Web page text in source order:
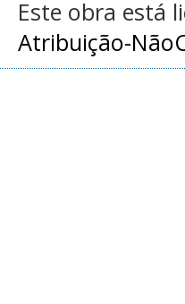
Este obra está
Atribuição-